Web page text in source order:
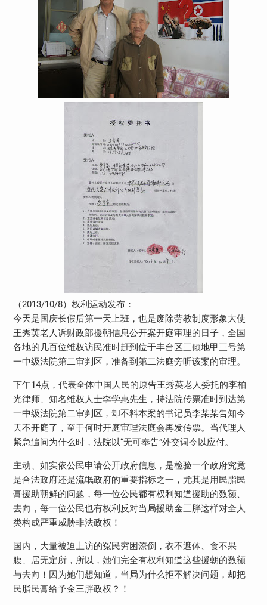
（2013/10/8）权利运动发布：
今天是国庆长假后第一天上班，也是废除劳教制度形象大使
王秀英老人诉财政部援朝信息公开案开庭审理的日子，全国
各地的几百位维权访民准时赶到位于丰台区三倾地甲三号第
一中级法院第二审判区，准备到第二法庭旁听该案的审理。
下午14点，代表全体中国人民的原告王秀英老人委托的李柏
光律师、知名维权人士李学惠先生，持法院传票准时到达第
一中级法院第二审判区，却不料本案的书记员李某某告知今
天不开庭了，至于何时开庭审理法庭会再发传票。当代理人
紧急追问为什么时，法院以“无可奉告”外交词令以应付。
主动、如实依公民申请公开政府信息，是检验一个政府究竟
是合法政府还是流氓政府的重要指标之一，尤其是用民脂民
膏援助朝鲜的问题，每一位公民都有权利知道援助的数额、
去向，每一位公民也有权利反对当局援助金三胖这样对全人
类构成严重威胁非法政权！
国内，大量被迫上访的冤民穷困潦倒，衣不遮体、食不果
腹、居无定所，所以，她们完全有权利知道这些援朝的数额
与去向！因为她们想知道，当局为什么拒不解决问题，却把
民脂民膏给予金三胖政权？！